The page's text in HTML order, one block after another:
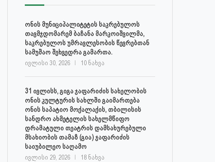
ონის მუნიციპალიტეტის საკრებულოს
თავმჯდომარემ ბაჩანა მარკოიშვილმა,
საკრებულოს უმრავლესობის წევრებთან
სამუშაო შეხვედრა გამართა.
ივლისი 30, 2026 10 ნახვა
31 ივლისს, გიგა ჯაფარიძის სახელობის
ონის კულტურის სახლში გაიმართება
ონის საპატიო მოქალაქის, თბილისის
სანდრო ახმეტელის სახელმწიფო
დრამატული თეატრის დამსახურებული
მსახიობის თამაზ (გია) ჯაფარიძის
საიუბილეო საღამო
ივლისი 29, 2026 18 ნახვა